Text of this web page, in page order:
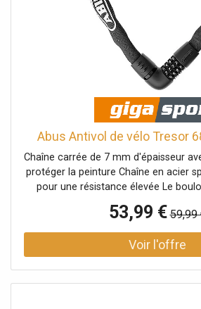
Abus Antivol de vélo Tresor
Chaîne carrée de 7 mm d'épaisseur
protéger la peinture Chaîne en acier
pour une résistance élevée Le
assure un verrouillage sûr et peut être
de la serrure depuis n'importe
numérique à 4 chiffres, réglable
jusqu'à 10 000 combinaisons de
numériques à 2 composants
53,99 € 59,99